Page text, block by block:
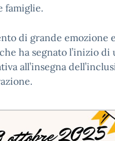
famiglie.
di grande emozione e
ha segnato l’inizio di
all’insegna